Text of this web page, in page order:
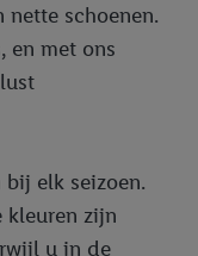
schoenen.
en met ons
elk seizoen.
kleuren zijn
u in de